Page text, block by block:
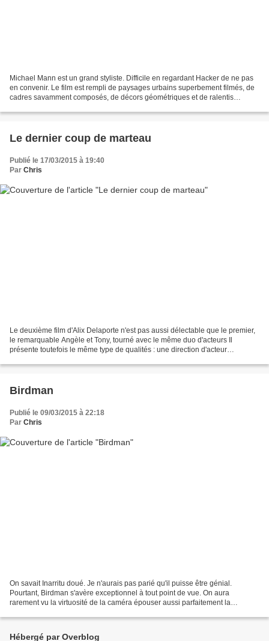
Michael Mann est un grand styliste. Difficile en regardant Hacker de ne pas
en convenir. Le film est rempli de paysages urbains superbement filmés, de
cadres savamment composés, de décors géométriques et de ralentis
Le dernier coup de marteau
Publié le 17/03/2015 à 19:40
Par Chris
Le deuxième film d'Alix Delaporte n'est pas aussi délectable que le premier,
le remarquable Angèle et Tony, tourné avec le même duo d'acteurs Il
présente toutefois le même type de qualités : une direction d'acteur
Birdman
Publié le 09/03/2015 à 22:18
Par Chris
On savait Inarritu doué. Je n'aurais pas parié qu'il puisse être génial.
Pourtant, Birdman s'avère exceptionnel à tout point de vue. On aura
rarement vu la virtuosité de la caméra épouser aussi parfaitement la
Hébergé par Overblog